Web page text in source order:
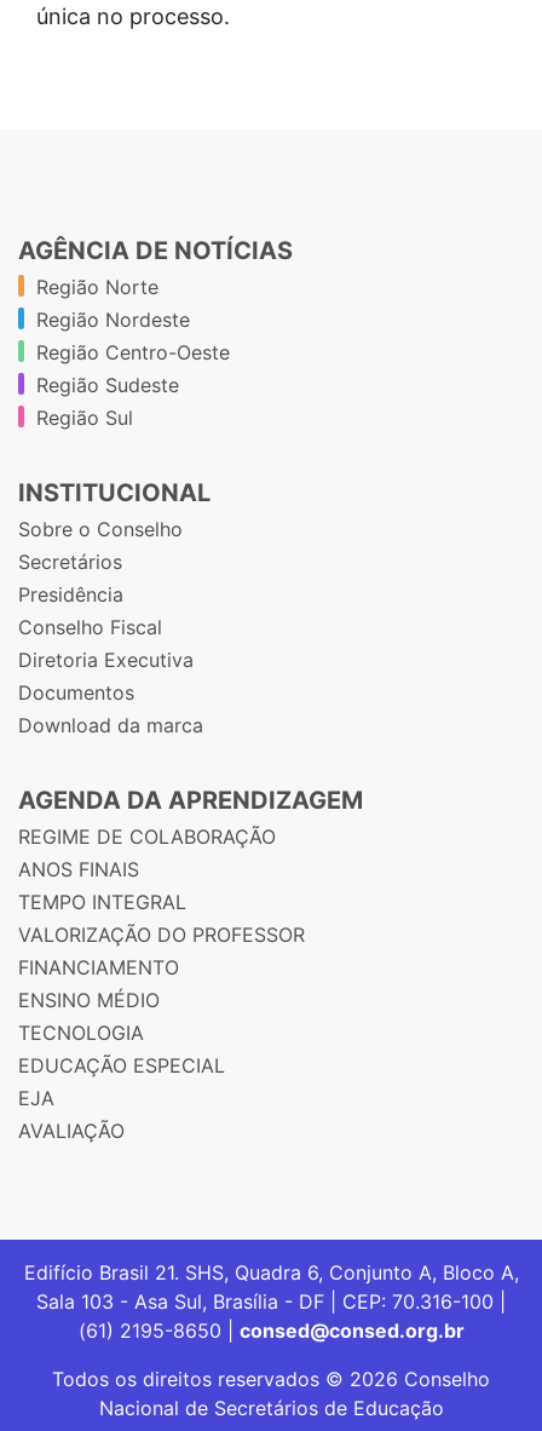
única no processo.
AGÊNCIA DE NOTÍCIAS
Região Norte
Região Nordeste
Região Centro-Oeste
Região Sudeste
Região Sul
INSTITUCIONAL
Sobre o Conselho
Secretários
Presidência
Conselho Fiscal
Diretoria Executiva
Documentos
Download da marca
AGENDA DA APRENDIZAGEM
REGIME DE COLABORAÇÃO
ANOS FINAIS
TEMPO INTEGRAL
VALORIZAÇÃO DO PROFESSOR
FINANCIAMENTO
ENSINO MÉDIO
TECNOLOGIA
EDUCAÇÃO ESPECIAL
EJA
AVALIAÇÃO
Edifício Brasil 21. SHS, Quadra 6, Conjunto A, Bloco A,
Sala 103 - Asa Sul, Brasília - DF | CEP: 70.316-100 |
(61) 2195-8650 | consed@consed.org.br
Todos os direitos reservados © 2026 Conselho
Nacional de Secretários de Educação